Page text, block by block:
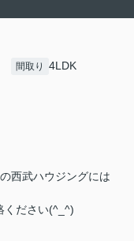
間取り 4LDK
西武ハウジングには
ください(^_^)